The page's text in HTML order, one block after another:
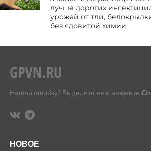
лучше дорогих
урожай от тли,
без ядовитой химии
Нашли ошибку? Выделите её и нажмите
НОВОЕ